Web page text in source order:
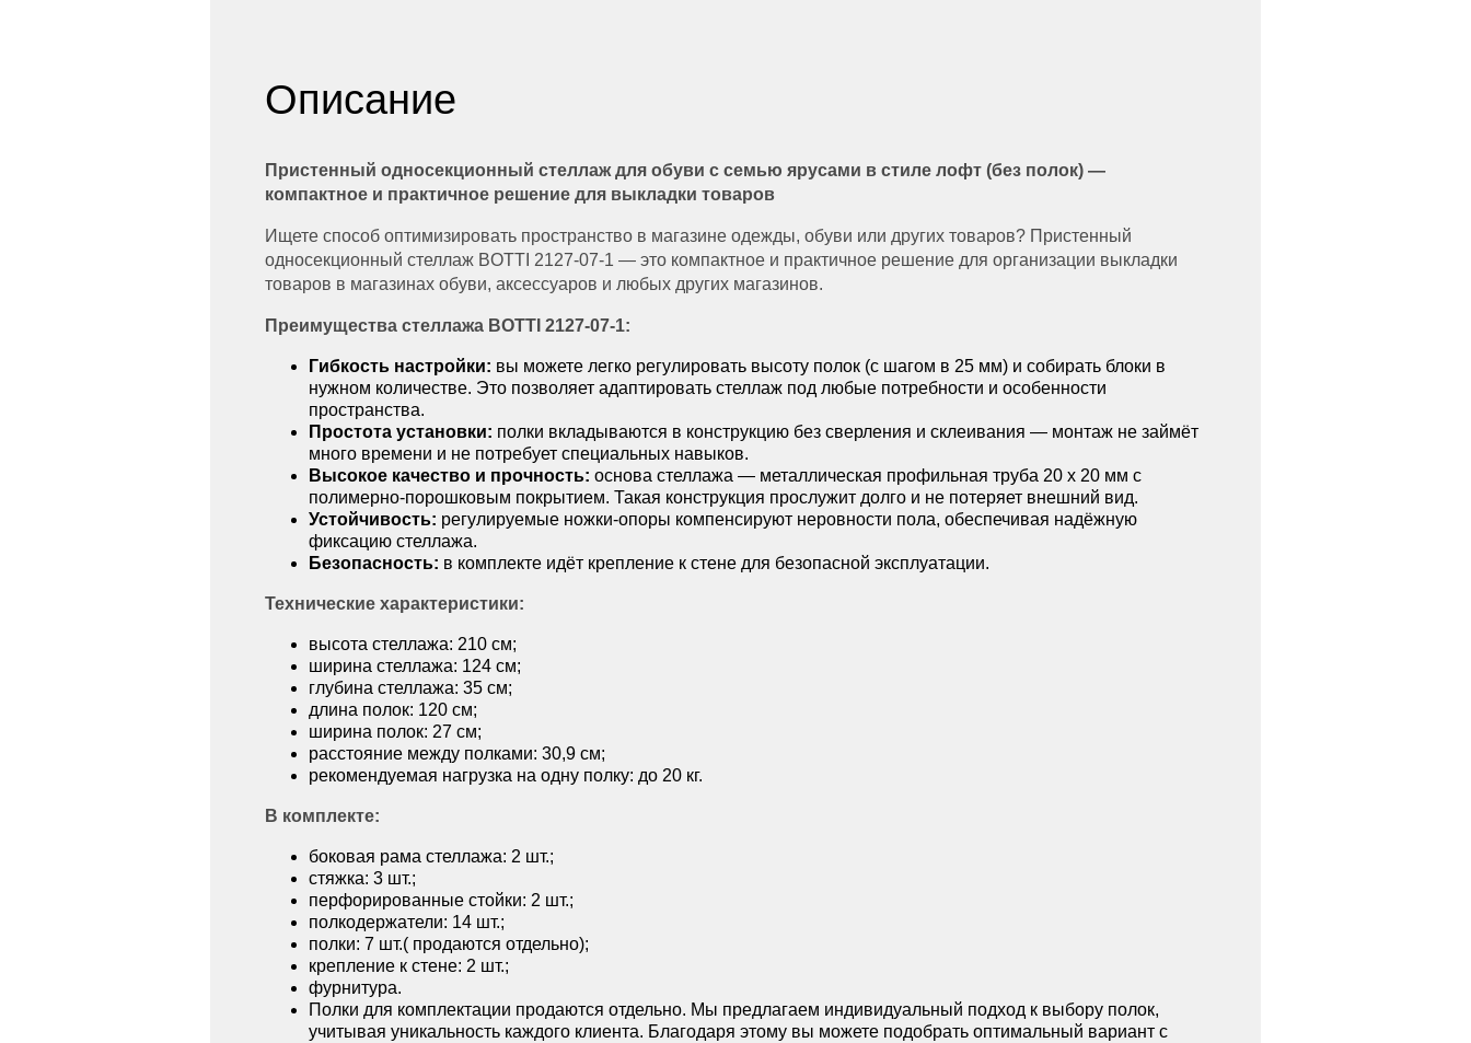
Описание
Пристенный односекционный стеллаж для обуви с семью ярусами в стиле лофт (без полок) —
компактное и практичное решение для выкладки товаров
Ищете способ оптимизировать пространство в магазине одежды, обуви или других товаров? Пристенный
односекционный стеллаж BOTTI 2127-07-1 — это компактное и практичное решение для организации выкладки
товаров в магазинах обуви, аксессуаров и любых других магазинов.
Преимущества стеллажа BOTTI 2127-07-1:
Гибкость настройки: вы можете легко регулировать высоту полок (с шагом в 25 мм) и собирать блоки в
нужном количестве. Это позволяет адаптировать стеллаж под любые потребности и особенности
пространства.
Простота установки: полки вкладываются в конструкцию без сверления и склеивания — монтаж не займёт
много времени и не потребует специальных навыков.
Высокое качество и прочность: основа стеллажа — металлическая профильная труба 20 х 20 мм с
полимерно-порошковым покрытием. Такая конструкция прослужит долго и не потеряет внешний вид.
Устойчивость: регулируемые ножки-опоры компенсируют неровности пола, обеспечивая надёжную
фиксацию стеллажа.
Безопасность: в комплекте идёт крепление к стене для безопасной эксплуатации.
Технические характеристики:
высота стеллажа: 210 см;
ширина стеллажа: 124 см;
глубина стеллажа: 35 см;
длина полок: 120 см;
ширина полок: 27 см;
расстояние между полками: 30,9 см;
рекомендуемая нагрузка на одну полку: до 20 кг.
В комплекте:
боковая рама стеллажа: 2 шт.;
стяжка: 3 шт.;
перфорированные стойки: 2 шт.;
полкодержатели: 14 шт.;
полки: 7 шт.( продаются отдельно);
крепление к стене: 2 шт.;
фурнитура.
Полки для комплектации продаются отдельно. Мы предлагаем индивидуальный подход к выбору полок,
учитывая уникальность каждого клиента. Благодаря этому вы можете подобрать оптимальный вариант с